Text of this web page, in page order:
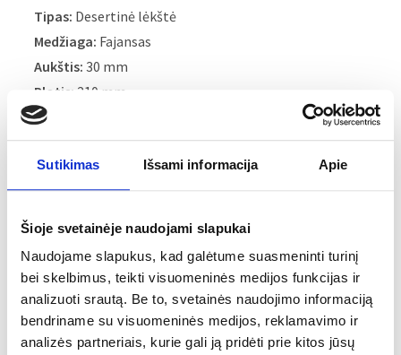
Sutikimas Išsami informacija Apie
Šioje svetainėje naudojami slapukai
Naudojame slapukus, kad galėtume suasmeninti turinį
bei skelbimus, teikti visuomeninės medijos funkcijas ir
analizuoti srautą. Be to, svetainės naudojimo informaciją
bendriname su visuomeninės medijos, reklamavimo ir
analizės partneriais, kurie gali ją pridėti prie kitos jūsų
Tipas: Desertinė lėkštė
Medžiaga: Fajansas
Aukštis: 30 mm
Plotis: 210 mm
Ilgis:
Priežiūra:Visus gaminius galima naudoti mikrobangų
indaplovėje pasibaigus plovimo programai.
Nerekomenduojama naudoti orkaitėje ir šaldiklyje.